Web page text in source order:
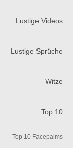
Lustige Videos
Lustige Sprüche
Witze
Top 10
Top 10 Facepalms